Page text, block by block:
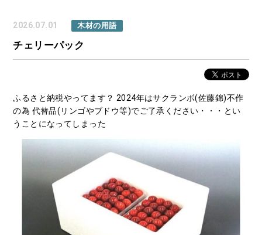
2026.07.01 木材の用語
チェリーパック
ふるさと納税やってます？ 2024年はサクランボ(佐藤錦)不作
の為 代替品(リンゴやブドウ等)でご了承ください・・・とい
うことになってしまった